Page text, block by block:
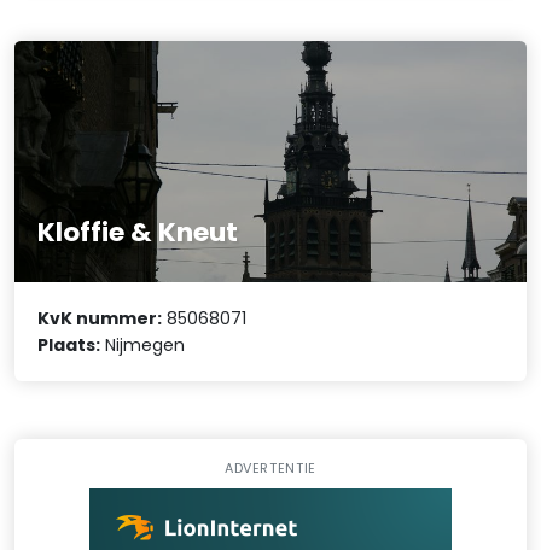
Kloffie & Kneut
KvK nummer: 85068071
Plaats: Nijmegen
ADVERTENTIE